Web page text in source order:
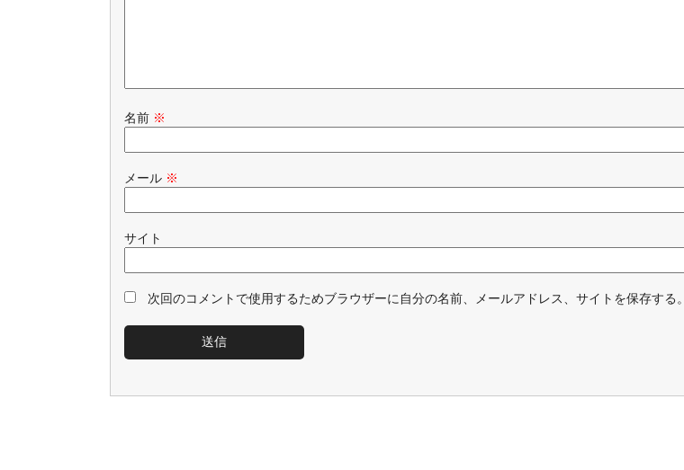
名前 ※
メール ※
サイト
次回のコメントで使用するためブラウザーに自分の名前、メールアドレス、サイトを保存する。